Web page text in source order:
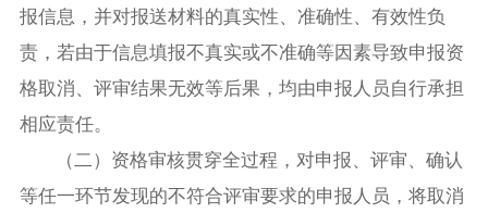
报信息，并对报送材料的真实性、准确性、有效性负
责，若由于信息填报不真实或不准确等因素导致申报资
格取消、评审结果无效等后果，均由申报人员自行承担
相应责任。
（二）资格审核贯穿全过程，对申报、评审、确认
等任一环节发现的不符合评审要求的申报人员，将取消